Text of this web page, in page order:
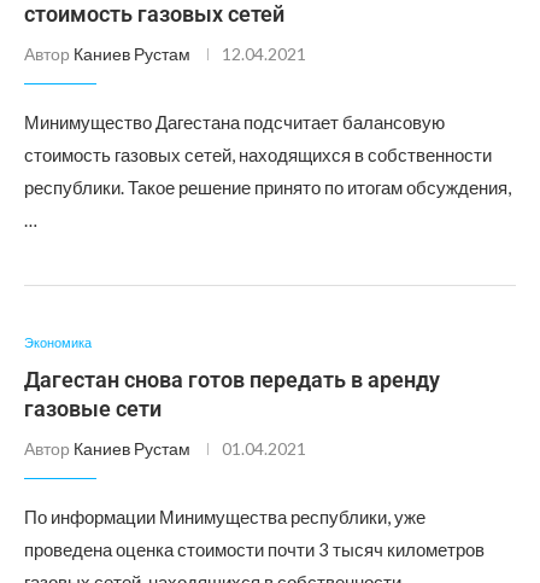
стоимость газовых сетей
Автор Каниев Рустам 12.04.2021
Минимущество Дагестана подсчитает балансовую
стоимость газовых сетей, находящихся в собственности
республики. Такое решение принято по итогам обсуждения,
…
Экономика
Дагестан снова готов передать в аренду
газовые сети
Автор Каниев Рустам 01.04.2021
По информации Минимущества республики, уже
проведена оценка стоимости почти 3 тысяч километров